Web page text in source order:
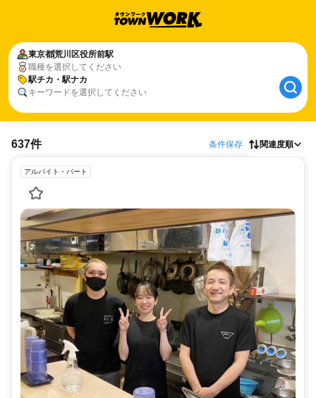
東京都荒川区役所前駅
職種を選択してください
駅チカ・駅ナカ
キーワードを選択してください
637件 条件保存 関連度順
アルバイト・パート